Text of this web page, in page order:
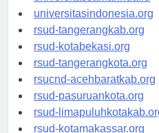
universitassamarinda.id
universitasindonesia.org
rsud-tangerangkab.org
rsud-kotabekasi.org
rsud-tangerangkota.org
rsucnd-acehbaratkab.org
rsud-pasuruankota.org
rsud-limapuluhkotakab.org